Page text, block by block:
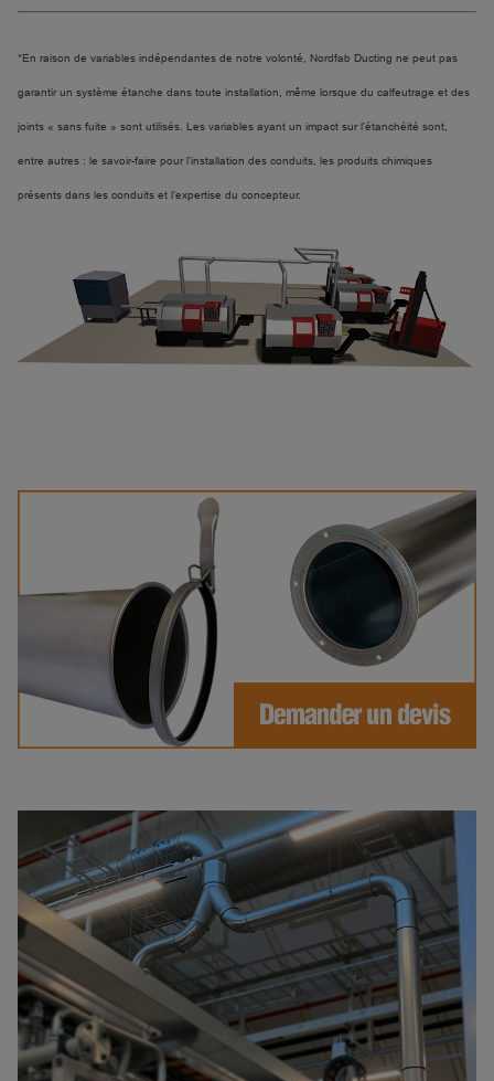
*En raison de variables indépendantes de notre volonté, Nordfab Ducting ne peut pas
garantir un système étanche dans toute installation, même lorsque du calfeutrage et des
joints « sans fuite » sont utilisés. Les variables ayant un impact sur l’étanchéité sont,
entre autres : le savoir-faire pour l’installation des conduits, les produits chimiques
présents dans les conduits et l’expertise du concepteur.